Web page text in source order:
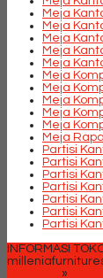
Meja
Meja
Meja
Meja
Meja
Meja
Meja
Meja
Meja
Meja
Meja
Partisi
Partisi
Partisi
Partisi
Partisi
Partisi
Partisi
INFORMASI
»